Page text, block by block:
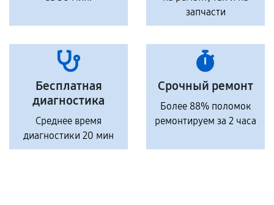
запчасти
Бесплатная
диагностика
Среднее время
диагностики 20 мин
Срочный ремонт
Более 88% поломок
ремонтируем за 2 часа